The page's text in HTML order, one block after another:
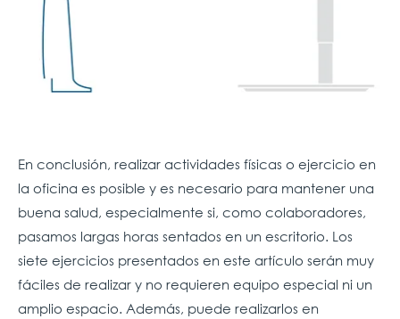
En conclusión, realizar actividades físicas o ejercicio en
la oficina es posible y es necesario para mantener una
buena salud, especialmente si, como colaboradores,
pasamos largas horas sentados en un escritorio. Los
siete ejercicios presentados en este artículo serán muy
fáciles de realizar y no requieren equipo especial ni un
amplio espacio. Además, puede realizarlos en